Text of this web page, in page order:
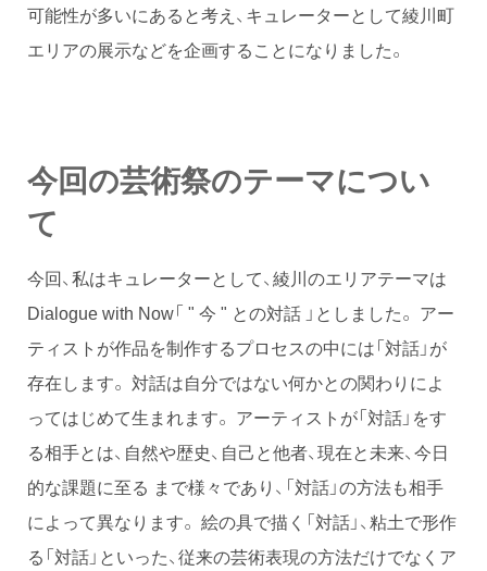
可能性が多いにあると考え、キュレーターとして綾川町
エリアの展示などを企画することになりました。
今回の芸術祭のテーマについ
て
今回、私はキュレーターとして、綾川のエリアテーマは
Dialogue with Now「 " 今 " との対話 」としました。 アー
ティストが作品を制作するプロセスの中には「対話」が
存在します。 対話は自分ではない何かとの関わりによ
ってはじめて生まれます。 アーティストが「対話」をす
る相手とは、自然や歴史、自己と他者、現在と未来、今日
的な課題に至る まで様々であり、「対話」の方法も相手
によって異なります。 絵の具で描く「対話」、粘土で形作
る「対話」といった、従来の芸術表現の方法だけでなくア